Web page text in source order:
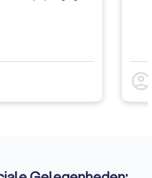
account_circle